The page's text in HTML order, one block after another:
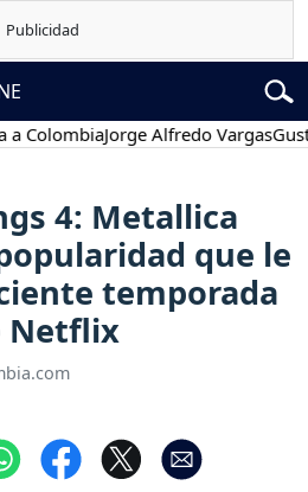
Jorge Alfredo VargasGustavo
4: Metallica
que le
temporada
Netflix